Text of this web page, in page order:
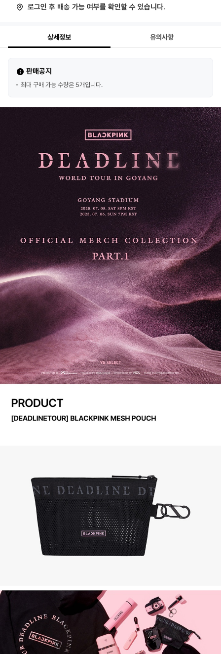
로그인 후 배송 가능 여부를 확인할 수 있습니다.
상세정보 유의사항
판매공지
최대 구매 가능 수량은 5개입니다.